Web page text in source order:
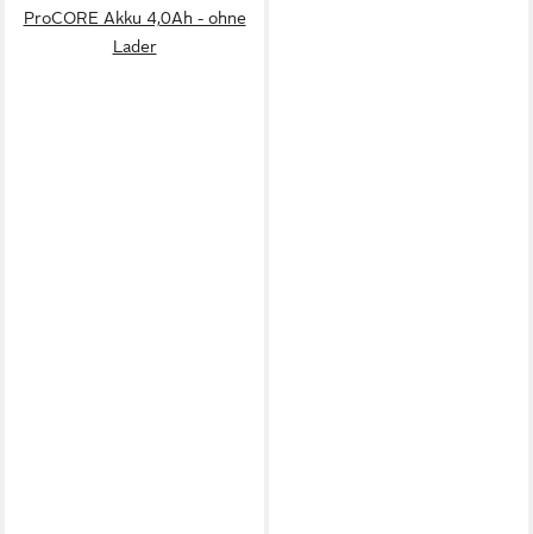
ProCORE Akku 4,0Ah - ohne
Lader